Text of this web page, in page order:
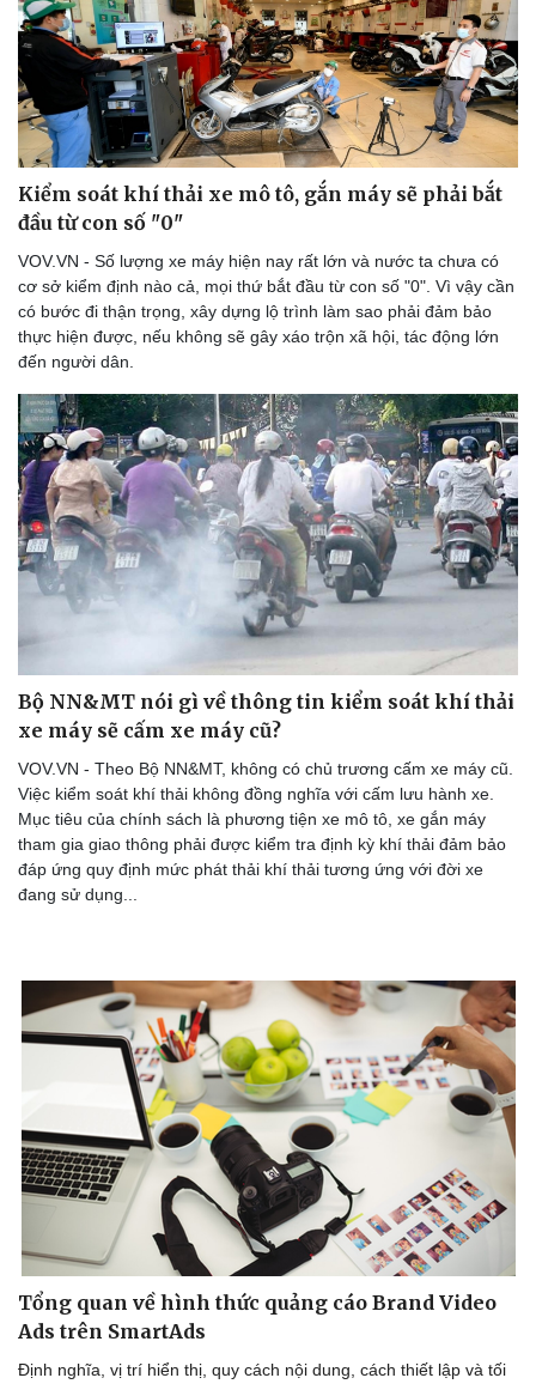
Sức khỏe
Dinh dưỡng - món ngon
Cây thuốc
Sản phụ khoa
Nhi khoa
Nam khoa
Làm đẹp - giảm cân
Phòng mạch online
Ăn sạch sống khỏe
Đời sống
Nhà đẹp
Blog
Tình yêu - Gia đình
Kiểm soát khí thải xe mô tô, gắn máy sẽ phải bắt
đầu từ con số "0"
VOV.VN - Số lượng xe máy hiện nay rất lớn và nước ta chưa có
cơ sở kiểm định nào cả, mọi thứ bắt đầu từ con số "0". Vì vậy cần
có bước đi thận trọng, xây dựng lộ trình làm sao phải đảm bảo
thực hiện được, nếu không sẽ gây xáo trộn xã hội, tác động lớn
đến người dân.
Bộ NN&MT nói gì về thông tin kiểm soát khí thải
xe máy sẽ cấm xe máy cũ?
VOV.VN - Theo Bộ NN&MT, không có chủ trương cấm xe máy cũ.
Việc kiểm soát khí thải không đồng nghĩa với cấm lưu hành xe.
Mục tiêu của chính sách là phương tiện xe mô tô, xe gắn máy
tham gia giao thông phải được kiểm tra định kỳ khí thải đảm bảo
đáp ứng quy định mức phát thải khí thải tương ứng với đời xe
đang sử dụng...
Tổng quan về hình thức quảng cáo Brand Video
Ads trên SmartAds
Định nghĩa, vị trí hiển thị, quy cách nội dung, cách thiết lập và tối